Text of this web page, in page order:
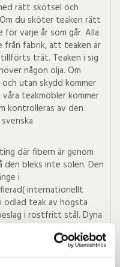
rätt skötsel och
du sköter teaken rätt
för varje år som går. Alla
från fabrik, att teaken är
trät. Teaken i sig
någon olja. Om
utan skydd kommer
teakmöbler kommer
kontrolleras av den
där fibern är genom
bleks inte solen. Den
i
internationellt
odlad teak av högsta
i rostfritt stål. Dyna
till.